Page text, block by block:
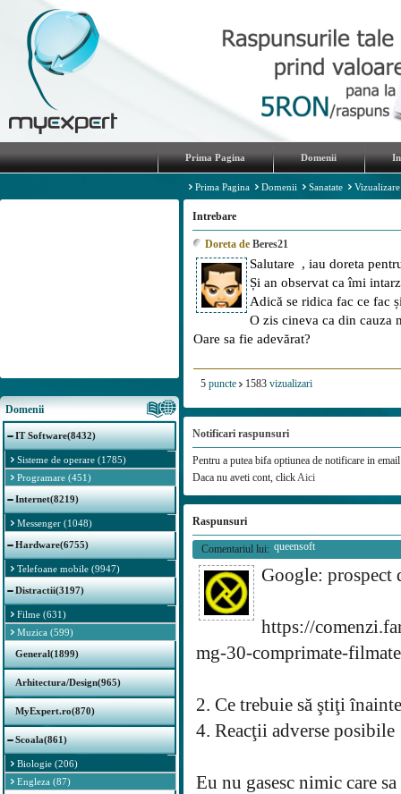
Prima Pagina Domenii
Domenii
IT Software(8432)
Sisteme de operare (1785)
Programare (451)
Internet(8219)
Messenger (1048)
Hardware(6755)
Telefoane mobile (9947)
Distractii(3197)
Filme (631)
Muzica (599)
General(1899)
Arhitectura/Design(965)
MyExpert.ro(870)
Scoala(861)
Biologie (206)
Engleza (87)
Prima Pagina Domenii Sanatate
Intrebare
Doreta de Beres21
Salutare , iau doreta
Și an observat ca îmi
Adică se ridica fac ce fac
O zis cineva ca din cauza
Oare sa fie adevărat?
5 puncte 1583 vizualizari
Notificari raspunsuri
Pentru a putea bifa optiunea de notificare in
Daca nu aveti cont, clickAici
Raspunsuri
Comentariul lui: queensoft
Google: prospect
https://
mg-30-comprimate-
2. Ce trebuie să ştiţi
4. Reacţii adverse posibile
Eu nu gasesc nimic care